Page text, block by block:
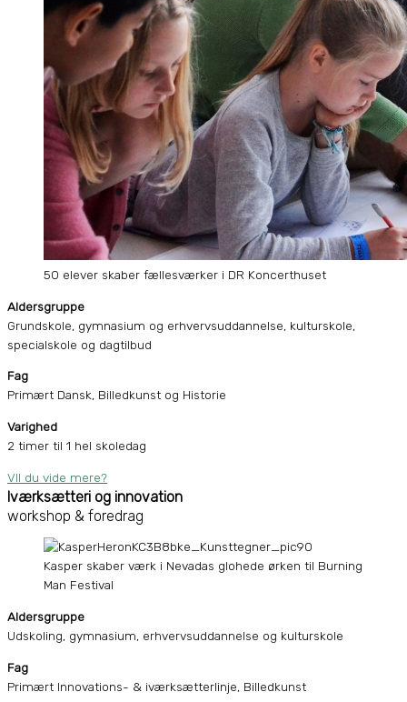
50 elever skaber fællesværker i DR Koncerthuset
Aldersgruppe
Grundskole, gymnasium og erhvervsuddannelse, kulturskole,
specialskole og dagtilbud
Fag
Primært Dansk, Billedkunst og Historie
Varighed
2 timer til 1 hel skoledag
VIl du vide mere?
Iværksætteri og innovation
workshop & foredrag
Kasper skaber værk i Nevadas glohede ørken til Burning
Man Festival
Aldersgruppe
Udskoling, gymnasium, erhvervsuddannelse og kulturskole
Fag
Primært Innovations- & iværksætterlinje, Billedkunst